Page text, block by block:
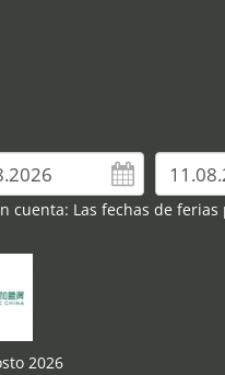
cuenta: Las fechas de
2026